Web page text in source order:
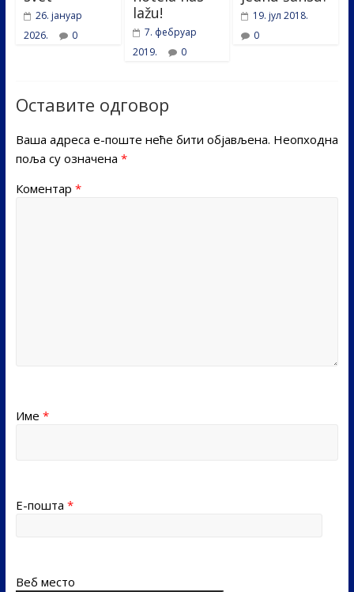
26. јануар
2026.
0
lažu!
7. фебруар
2019.
0
19. јул 2018.
0
Оставите одговор
Ваша адреса е-поште неће бити објављена. Неопходна
поља су означена *
Коментар *
Име *
Е-пошта *
Веб место